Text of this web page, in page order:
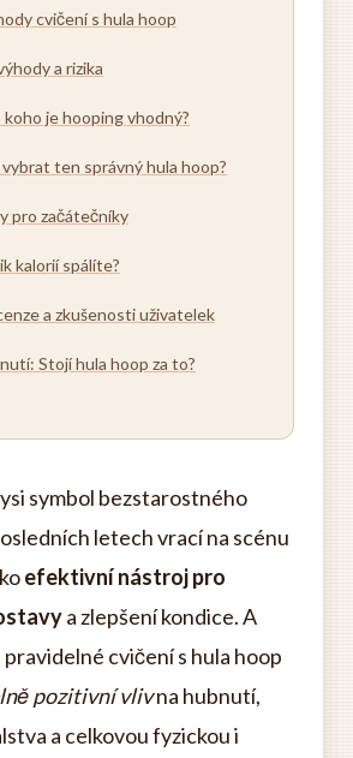
cvičení s hula hoop
a rizika
koho je hooping vhodný?
vybrat ten správný hula hoop?
pro začátečníky
kalorií spálíte?
a zkušenosti uživatelek
Stojí hula hoop za to?
symbol bezstarostného
letech vrací na scénu
efektivní nástroj pro
a zlepšení kondice. A
cvičení s hula hoop
pozitivní vlivna hubnutí,
a celkovou fyzickou i